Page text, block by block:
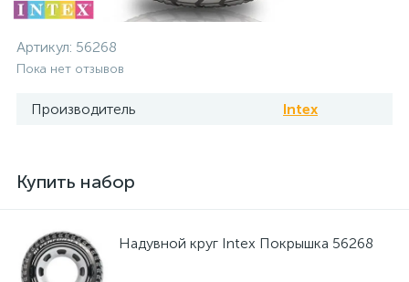
Артикул: 56268
Пока нет отзывов
Производитель Intex
Купить набор
Надувной круг Intex Покрышка 56268